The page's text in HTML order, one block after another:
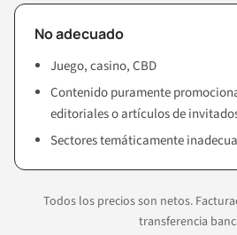
No adecuado
Juego, casino, CBD
Contenido puramente
editoriales o artículos de
Sectores temáticamente
Todos los precios son netos.
transferencia